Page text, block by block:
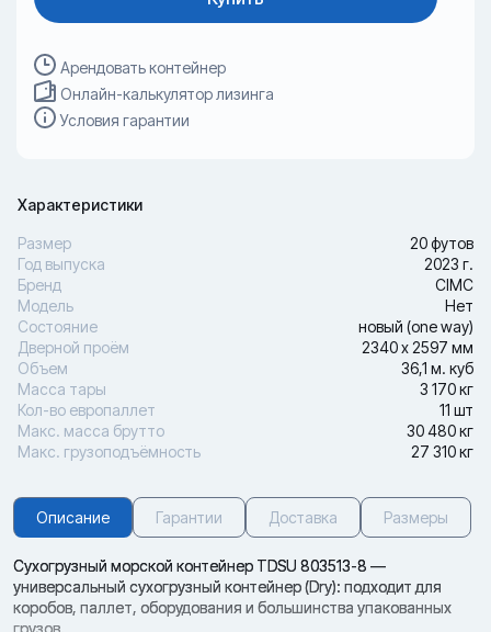
Арендовать контейнер
Онлайн-калькулятор лизинга
Условия гарантии
Характеристики
Размер
20 футов
Год выпуска
2023 г.
Бренд
CIMC
Модель
Нет
Состояние
новый (one way)
Дверной проём
2340 х 2597 мм
Объем
36,1 м. куб
Масса тары
3 170 кг
Кол-во европаллет
11 шт
Макс. масса брутто
30 480 кг
Макс. грузоподъёмность
27 310 кг
Описание Гарантии Доставка Размеры
Сухогрузный морской контейнер TDSU 803513-8 —
универсальный сухогрузный контейнер (Dry): подходит для
коробов, паллет, оборудования и большинства упакованных
грузов.